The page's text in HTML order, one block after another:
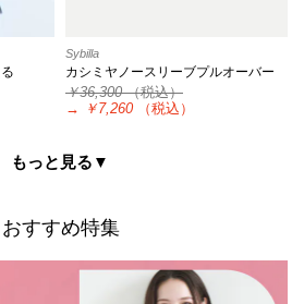
Sybilla
カシミヤノースリーブプルオーバー
￥36,300（税込）
→
￥7,260 （税込）
もっと見る▼
おすすめ特集